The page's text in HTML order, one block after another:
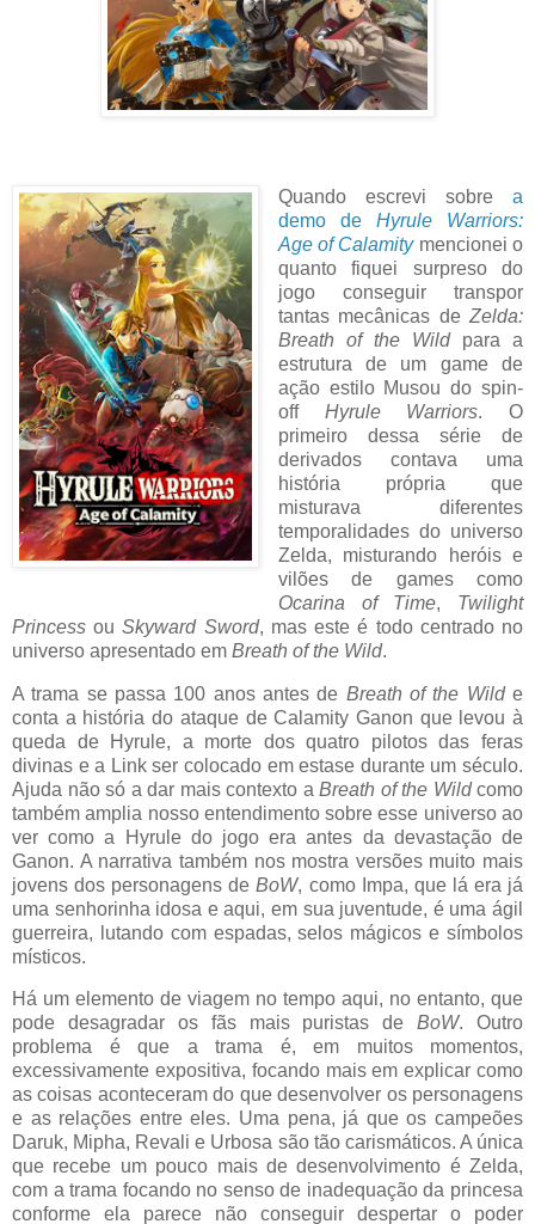
Quando escrevi sobre a
demo de Hyrule Warriors:
Age of Calamitymencionei o
quanto fiquei surpreso do
jogo conseguir transpor
tantas mecânicas de Zelda:
Breath of the Wildpara a
estrutura de um game de
ação estilo Musou do spin-
off Hyrule Warriors. O
primeiro dessa série de
derivados contava uma
história própria que
misturava diferentes
temporalidades do universo
Zelda, misturando heróis e
vilões de games como
Ocarina of Time, Twilight
PrincessouSkyward Sword, mas este é todo centrado no
universo apresentado em Breath of the Wild.
A trama se passa 100 anos antes de Breath of the Wilde
conta a história do ataque de Calamity Ganon que levou à
queda de Hyrule, a morte dos quatro pilotos das feras
divinas e a Link ser colocado em estase durante um século.
Ajuda não só a dar mais contexto a Breath of the Wildcomo
também amplia nosso entendimento sobre esse universo ao
ver como a Hyrule do jogo era antes da devastação de
Ganon. A narrativa também nos mostra versões muito mais
jovens dos personagens deBoW, como Impa, que lá era já
uma senhorinha idosa e aqui, em sua juventude, é uma ágil
guerreira, lutando com espadas, selos mágicos e símbolos
místicos.
Há um elemento de viagem no tempo aqui, no entanto, que
pode desagradar os fãs mais puristas deBoW. Outro
problema é que a trama é, em muitos momentos,
excessivamente expositiva, focando mais em explicar como
as coisas aconteceram do que desenvolver os personagens
e as relações entre eles. Uma pena, já que os campeões
Daruk, Mipha, Revali e Urbosa são tão carismáticos. A única
que recebe um pouco mais de desenvolvimento é Zelda,
com a trama focando no senso de inadequação da princesa
conforme ela parece não conseguir despertar o poder